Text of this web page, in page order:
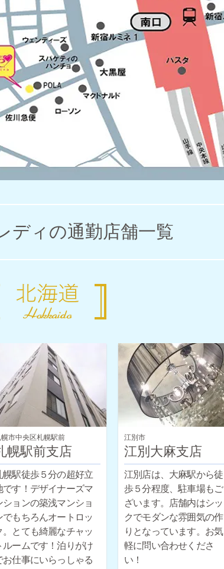
ディの通勤店舗一覧
市中央区札幌駅前
幌駅前支店
幌駅徒歩５分の超好立
です！デザイナーズマ
ションの築浅マンショ
でもちろんオートロッ
。とても綺麗なチャッ
ルームです！泊りがけ
お仕事にいらっしゃる
江別市
江別大麻支店
江別店は、大麻駅から徒
歩５分程度、駐車場もご
ざいます。店舗内はシッ
クでモダンな雰囲気の作
りとなっています。お気
軽に問い合わせくださ
い！